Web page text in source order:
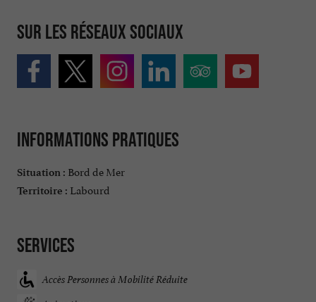
Sur les réseaux sociaux
Informations pratiques
Situation : Bord de Mer
Territoire : Labourd
Services
Accès Personnes à Mobilité Réduite